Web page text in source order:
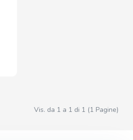
Vis. da 1 a 1 di 1 (1 Pagine)